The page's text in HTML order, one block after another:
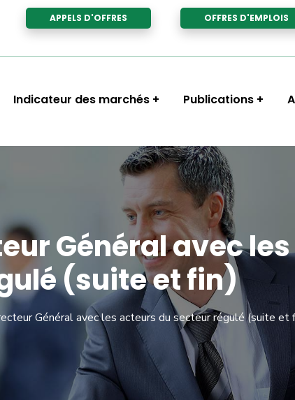
APPELS D'OFFRES OFFRES D'EMPLOIS
Indicateur des marchés Publications
Général avec
(suite et fin)
Général avec les acteurs du secteur régulé (suite et